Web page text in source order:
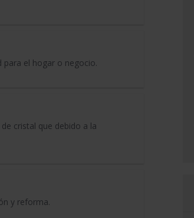
para el hogar o negocio.
cristal que debido a la
y reforma.